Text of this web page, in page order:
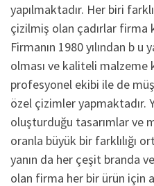
yapılmaktadır. Her biri
çizilmiş olan çadırlar firma
Firmanın 1980 yılından b u
olması ve kaliteli malzeme
profesyonel ekibi ile de
özel çizimler yapmaktadır.
oluşturduğu tasarımlar ve
oranla büyük bir farklılığı
yanın da her çeşit branda
olan firma her bir ürün için